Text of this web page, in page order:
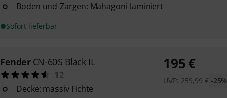
Boden und Zargen: Mahagoni laminiert
Sofort lieferbar
Fender CN-60S Black IL
12
Decke: massiv Fichte
195 €
UVP: 259,99 € -25%